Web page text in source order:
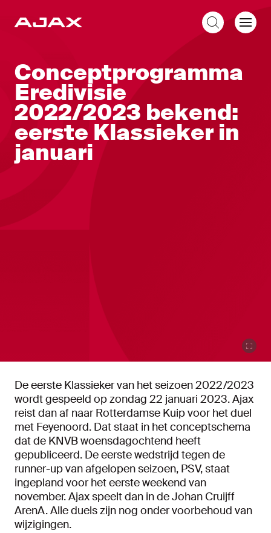
Conceptprogramma
Eredivisie
2022/2023 bekend:
eerste Klassieker in
januari
De eerste Klassieker van het seizoen 2022/2023
wordt gespeeld op zondag 22 januari 2023. Ajax
reist dan af naar Rotterdamse Kuip voor het duel
met Feyenoord. Dat staat in het conceptschema
dat de KNVB woensdagochtend heeft
gepubliceerd. De eerste wedstrijd tegen de
runner-up van afgelopen seizoen, PSV, staat
ingepland voor het eerste weekend van
november. Ajax speelt dan in de Johan Cruijff
ArenA. Alle duels zijn nog onder voorbehoud van
wijzigingen.